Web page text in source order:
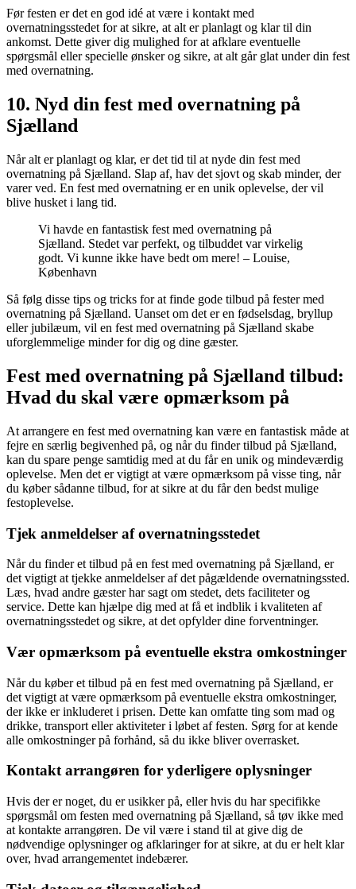
Før festen er det en god idé at være i kontakt med
overnatningsstedet for at sikre, at alt er planlagt og klar til din
ankomst. Dette giver dig mulighed for at afklare eventuelle
spørgsmål eller specielle ønsker og sikre, at alt går glat under din fest
med overnatning.
10. Nyd din fest med overnatning på
Sjælland
Når alt er planlagt og klar, er det tid til at nyde din fest med
overnatning på Sjælland. Slap af, hav det sjovt og skab minder, der
varer ved. En fest med overnatning er en unik oplevelse, der vil
blive husket i lang tid.
Vi havde en fantastisk fest med overnatning på
Sjælland. Stedet var perfekt, og tilbuddet var virkelig
godt. Vi kunne ikke have bedt om mere! – Louise,
København
Så følg disse tips og tricks for at finde gode tilbud på fester med
overnatning på Sjælland. Uanset om det er en fødselsdag, bryllup
eller jubilæum, vil en fest med overnatning på Sjælland skabe
uforglemmelige minder for dig og dine gæster.
Fest med overnatning på Sjælland tilbud:
Hvad du skal være opmærksom på
At arrangere en fest med overnatning kan være en fantastisk måde at
fejre en særlig begivenhed på, og når du finder tilbud på Sjælland,
kan du spare penge samtidig med at du får en unik og mindeværdig
oplevelse. Men det er vigtigt at være opmærksom på visse ting, når
du køber sådanne tilbud, for at sikre at du får den bedst mulige
festoplevelse.
Tjek anmeldelser af overnatningsstedet
Når du finder et tilbud på en fest med overnatning på Sjælland, er
det vigtigt at tjekke anmeldelser af det pågældende overnatningssted.
Læs, hvad andre gæster har sagt om stedet, dets faciliteter og
service. Dette kan hjælpe dig med at få et indblik i kvaliteten af
overnatningsstedet og sikre, at det opfylder dine forventninger.
Vær opmærksom på eventuelle ekstra omkostninger
Når du køber et tilbud på en fest med overnatning på Sjælland, er
det vigtigt at være opmærksom på eventuelle ekstra omkostninger,
der ikke er inkluderet i prisen. Dette kan omfatte ting som mad og
drikke, transport eller aktiviteter i løbet af festen. Sørg for at kende
alle omkostninger på forhånd, så du ikke bliver overrasket.
Kontakt arrangøren for yderligere oplysninger
Hvis der er noget, du er usikker på, eller hvis du har specifikke
spørgsmål om festen med overnatning på Sjælland, så tøv ikke med
at kontakte arrangøren. De vil være i stand til at give dig de
nødvendige oplysninger og afklaringer for at sikre, at du er helt klar
over, hvad arrangementet indebærer.